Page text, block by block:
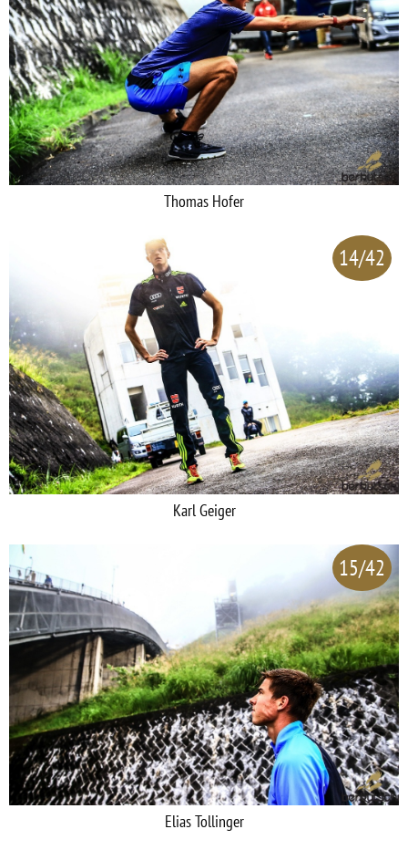
Thomas Hofer
14/42
Karl Geiger
15/42
Elias Tollinger